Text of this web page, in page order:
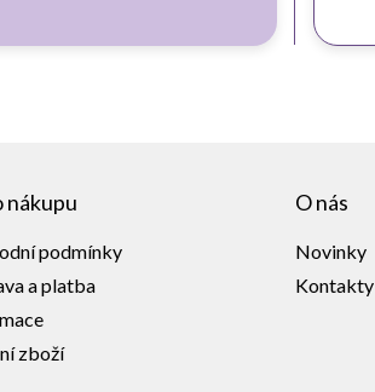
nákupu
podmínky
a platba
zboží
O nás
Novinky
Kontakty